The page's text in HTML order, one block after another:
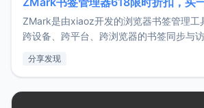
ZMark是由xiaoz开发的浏览器书签管理工
跨设备、跨平台、跨浏览器的书签同步与
用，让管理更高效。ZMark官网地址：
分享发现